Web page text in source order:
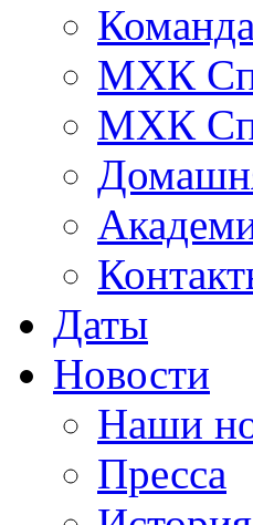
МХК
МХК
Даты
Новости
Наши
Пресса